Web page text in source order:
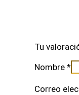
Tu
Nombre *
Correo